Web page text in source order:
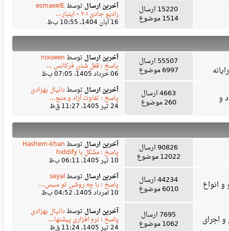
15220 ارسال
1514 موضوع
آخرین ارسالتوسطesmaeelE
رادیو جادی ۲۰۱ – اینبار...
55507 ارسال
6997 موضوع
آخرین ارسالتوسطnixoeen
پاسخ : قفل شدنِ فرکانس ...
4663 ارسال
260 موضوع
آخرین ارسالتوسطدانیال بهزادی
پاسخ : تفاوت آزاد و منبع...
90826 ارسال
12022 موضوع
آخرین ارسالتوسطHashem-khan
پاسخ : مشکل با hiddify
44234 ارسال
6010 موضوع
آخرین ارسالتوسطseyal
پاسخ : با چه روشی تو سیس...
7695 ارسال
1062 موضوع
آخرین ارسالتوسطدانیال بهزادی
پاسخ : نرم افزاری پیشنها...